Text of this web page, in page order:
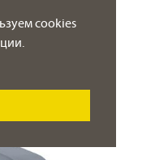
cookies